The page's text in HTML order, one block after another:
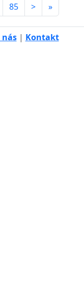
85 > »
nás| Kontakt